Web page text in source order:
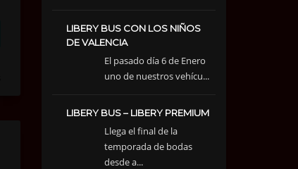
LIBERY BUS CON LOS NIÑOS
DE VALENCIA
El pasado día 6 de Enero
uno de nuestros vehícu...
LIBERY BUS – LIBERY PREMIUM
Llega el final de la
temporada de bodas
desde a...